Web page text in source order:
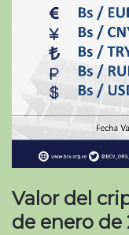
Valor del
de enero de